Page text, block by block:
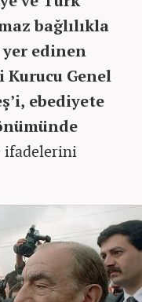
bağlılıkla
edinen
Genel
ebediyete
ifadelerini